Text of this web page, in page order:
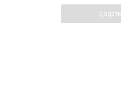
Додати